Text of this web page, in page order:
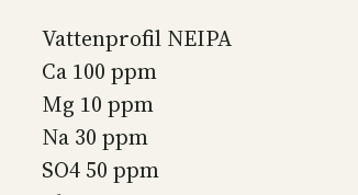
Vattenprofil NEIPA
Ca 100 ppm
Mg 10 ppm
Na 30 ppm
SO4 50 ppm